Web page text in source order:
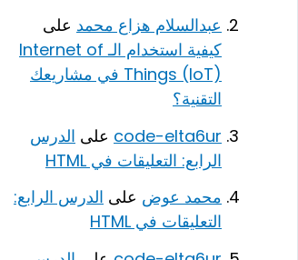
عبدالسلام هزاع محمد على
كيفية استخدام الـ Internet of
Things (IoT) في مشاريعك
التقنية؟
code-elta6ur على الدرس
الرابع: التعليقات في HTML
محمد عوض على الدرس الرابع:
التعليقات في HTML